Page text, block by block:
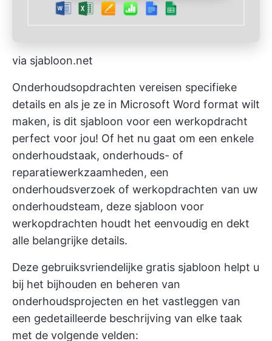
via sjabloon.net
Onderhoudsopdrachten vereisen specifieke
details en als je ze in Microsoft Word format wilt
maken, is dit sjabloon voor een werkopdracht
perfect voor jou! Of het nu gaat om een enkele
onderhoudstaak, onderhouds- of
reparatiewerkzaamheden, een
onderhoudsverzoek of werkopdrachten van uw
onderhoudsteam, deze sjabloon voor
werkopdrachten houdt het eenvoudig en dekt
alle belangrijke details.
Deze gebruiksvriendelijke gratis sjabloon helpt u
bij het bijhouden en beheren van
onderhoudsprojecten en het vastleggen van
een gedetailleerde beschrijving van elke taak
met de volgende velden: